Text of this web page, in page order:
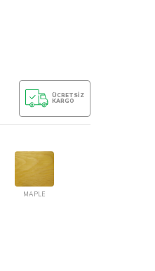
ÜCRETSIZ
KARGO
MAPLE